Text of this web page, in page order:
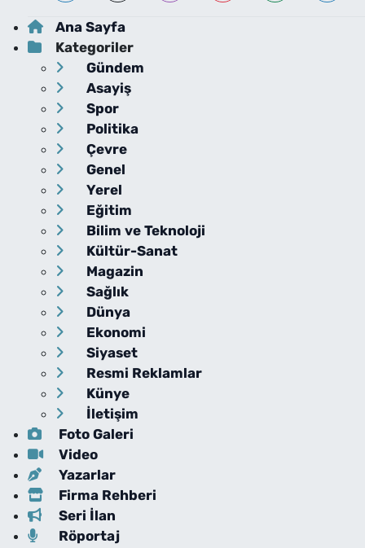
Ana Sayfa
Kategoriler
Gündem
Asayiş
Spor
Politika
Çevre
Genel
Yerel
Eğitim
Bilim ve Teknoloji
Kültür-Sanat
Magazin
Sağlık
Dünya
Ekonomi
Siyaset
Resmi Reklamlar
Künye
İletişim
Foto Galeri
Video
Yazarlar
Firma Rehberi
Seri İlan
Röportaj